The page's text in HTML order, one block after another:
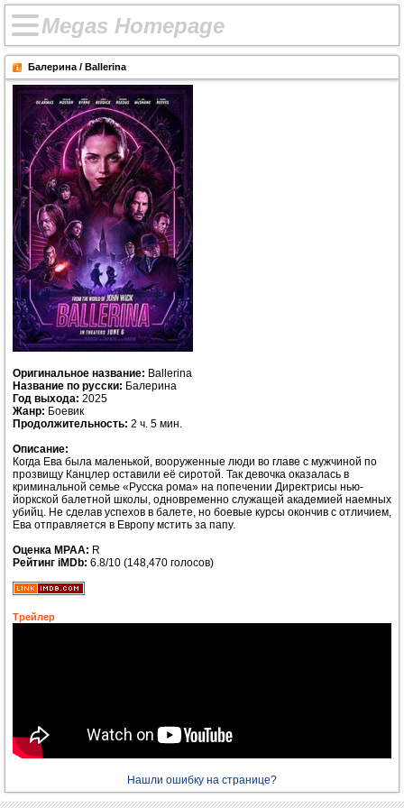
Megas Homepage
Балерина / Ballerina
Оригинальное название: Ballerina
Название по русски: Балерина
Год выхода: 2025
Жанр: Боевик
Продолжительность: 2 ч. 5 мин.
Описание:
Когда Ева была маленькой, вооруженные люди во главе с мужчиной по
прозвищу Канцлер оставили её сиротой. Так девочка оказалась в
криминальной семье «Русска рома» на попечении Директрисы нью-
йоркской балетной школы, одновременно служащей академией наемных
убийц. Не сделав успехов в балете, но боевые курсы окончив с отличием,
Ева отправляется в Европу мстить за папу.
Оценка MPAA: R
Рейтинг iMDb: 6.8/10 (148,470 голосов)
Трейлер
Нашли ошибку на странице?